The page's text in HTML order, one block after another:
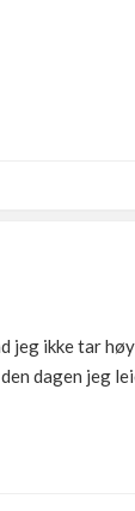
jeg ikke tar
dagen jeg